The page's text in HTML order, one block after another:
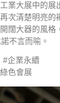
業大展中的
次清楚明亮
闊大器的風
不言而喻。
企業永續
色會展